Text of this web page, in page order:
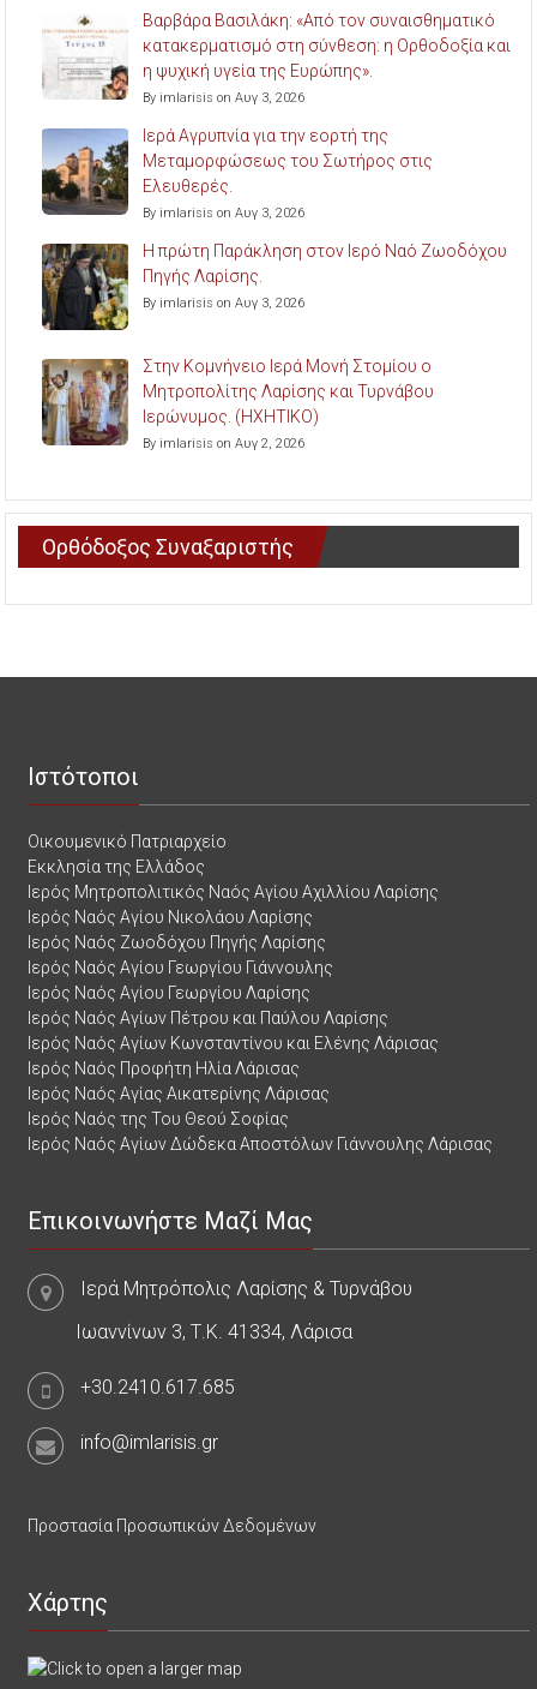
Βαρβάρα Βασιλάκη: «Από τον συναισθηματικό
κατακερματισμό στη σύνθεση: η Ορθοδοξία και
η ψυχική υγεία της Ευρώπης».
By imlarisis on Αυγ 3, 2026
Ιερά Αγρυπνία για την εορτή της
Μεταμορφώσεως του Σωτήρος στις
Ελευθερές.
By imlarisis on Αυγ 3, 2026
Η πρώτη Παράκληση στον Ιερό Ναό Ζωοδόχου
Πηγής Λαρίσης.
By imlarisis on Αυγ 3, 2026
Στην Κομνήνειο Ιερά Μονή Στομίου ο
Μητροπολίτης Λαρίσης και Τυρνάβου
Ιερώνυμος. (ΗΧΗΤΙΚΟ)
By imlarisis on Αυγ 2, 2026
Ορθόδοξος Συναξαριστής
Ιστότοποι
Οικουμενικό Πατριαρχείο
Εκκλησία της Ελλάδος
Ιερός Μητροπολιτικός Ναός Αγίου Αχιλλίου Λαρίσης
Ιερός Ναός Αγίου Νικολάου Λαρίσης
Ιερός Ναός Ζωοδόχου Πηγής Λαρίσης
Ιερός Ναός Αγίου Γεωργίου Γιάννουλης
Ιερός Ναός Αγίου Γεωργίου Λαρίσης
Ιερός Ναός Αγίων Πέτρου και Παύλου Λαρίσης
Ιερός Ναός Αγίων Κωνσταντίνου και Ελένης Λάρισας
Ιερός Ναός Προφήτη Ηλία Λάρισας
Ιερός Ναός Αγίας Αικατερίνης Λάρισας
Ιερός Ναός της Του Θεού Σοφίας
Ιερός Ναός Αγίων Δώδεκα Αποστόλων Γιάννουλης Λάρισας
Επικοινωνήστε Μαζί Μας
Ιερά Μητρόπολις Λαρίσης & Τυρνάβου
Ιωαννίνων 3, Τ.Κ. 41334, Λάρισα
+30.2410.617.685
info@imlarisis.gr
Προστασία Προσωπικών Δεδομένων
Χάρτης